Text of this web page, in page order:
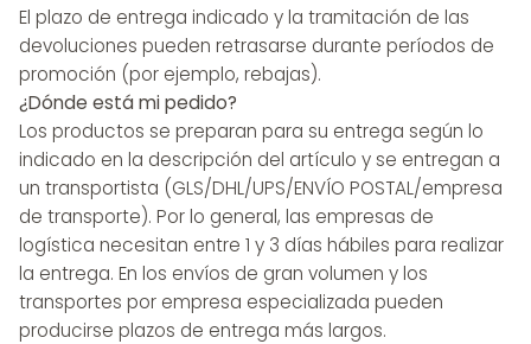
El plazo de entrega indicado y la tramitación de las
devoluciones pueden retrasarse durante períodos de
promoción (por ejemplo, rebajas).
¿Dónde está mi pedido?
Los productos se preparan para su entrega según lo
indicado en la descripción del artículo y se entregan a
un transportista (GLS/DHL/UPS/ENVÍO POSTAL/empresa
de transporte). Por lo general, las empresas de
logística necesitan entre 1 y 3 días hábiles para realizar
la entrega. En los envíos de gran volumen y los
transportes por empresa especializada pueden
producirse plazos de entrega más largos.